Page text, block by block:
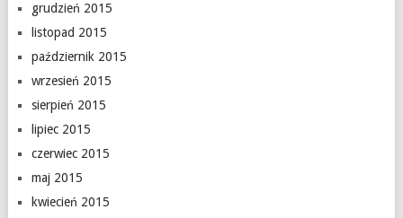
grudzień 2015
listopad 2015
październik 2015
wrzesień 2015
sierpień 2015
lipiec 2015
czerwiec 2015
maj 2015
kwiecień 2015